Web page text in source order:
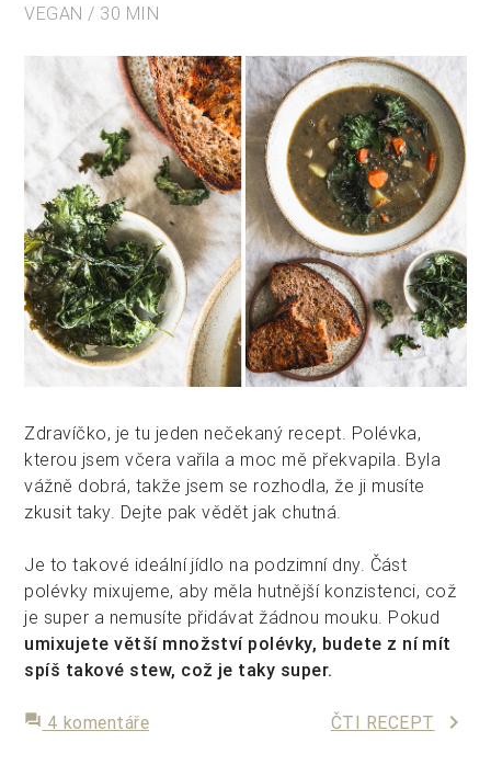
VEGAN / 30 MIN
Zdravíčko, je tu jeden nečekaný recept. Polévka,
kterou jsem včera vařila a moc mě překvapila. Byla
vážně dobrá, takže jsem se rozhodla, že ji musíte
zkusit taky. Dejte pak vědět jak chutná.
Je to takové ideální jídlo na podzimní dny. Část
polévky mixujeme, aby měla hutnější konzistenci, což
je super a nemusíte přidávat žádnou mouku. Pokud
umixujete větší množství polévky, budete z ní mít
spíš takové stew, což je taky super.
forum 4 komentáře ČTI RECEPT keyboard_arrow_right